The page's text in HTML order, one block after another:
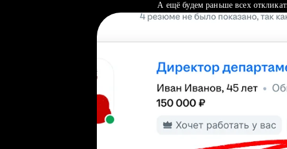
А ещё будем раньше всех